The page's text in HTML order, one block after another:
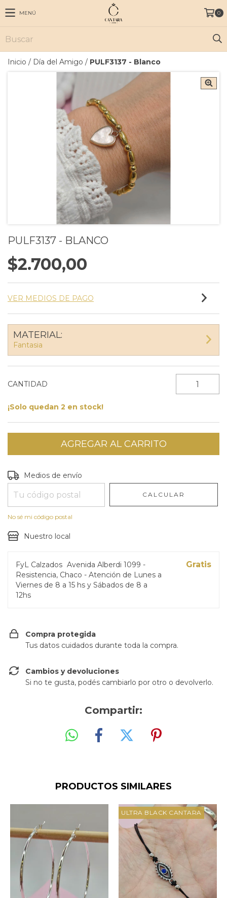
MENÚ 0
Inicio / Día del Amigo / PULF3137 - Blanco
PULF3137 - BLANCO
$2.700,00
VER MEDIOS DE PAGO
MATERIAL:
Fantasia
CANTIDAD
¡Solo quedan 2 en stock!
Entregas para el CP:
Medios de envío
CALCULAR
No sé mi código postal
Nuestro local
FyL Calzados Avenida Alberdi 1099 -
Resistencia, Chaco - Atención de Lunes a
Viernes de 8 a 15 hs y Sábados de 8 a
12hs
Gratis
Compra protegida
Tus datos cuidados durante toda la compra.
Cambios y devoluciones
Si no te gusta, podés cambiarlo por otro o devolverlo.
Compartir:
PRODUCTOS SIMILARES
ULTRA BLACK CANTARA